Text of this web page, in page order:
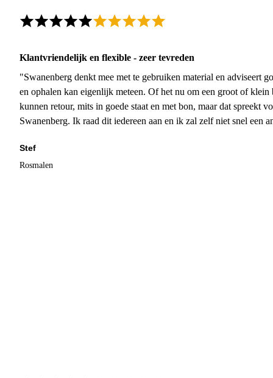
Klantvriendelijk en flexible - zeer tevreden
"Swanenberg denkt mee met te gebruiken material en adviseert
en ophalen kan eigenlijk meteen. Of het nu om een groot of
kunnen retour, mits in goede staat en met bon, maar dat spreekt
Swanenberg. Ik raad dit iedereen aan en ik zal zelf niet snel een
Stef
Rosmalen